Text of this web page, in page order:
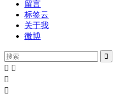
留言
标签云
关于我
微博

 

